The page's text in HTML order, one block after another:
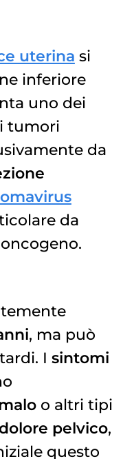
uterina si
inferiore
uno dei
tumori
da
da
, ma può
I sintomi
o altri tipi
pelvico,
questo